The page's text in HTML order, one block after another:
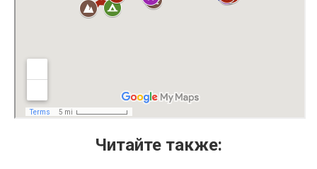
Читайте также: